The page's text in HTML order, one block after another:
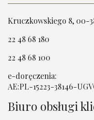
Kruczkowskiego 8, 00-
22 48 68 180
22 48 68 100
e-doręczenia:
AE:PL-15223-38146-
Biuro obsługi